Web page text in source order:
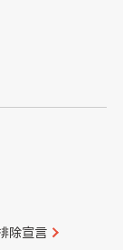
除宣言